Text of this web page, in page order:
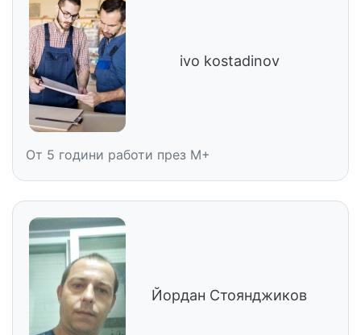
ivo kostadinov
От 5 години работи през M+
Йордан Стоянджиков